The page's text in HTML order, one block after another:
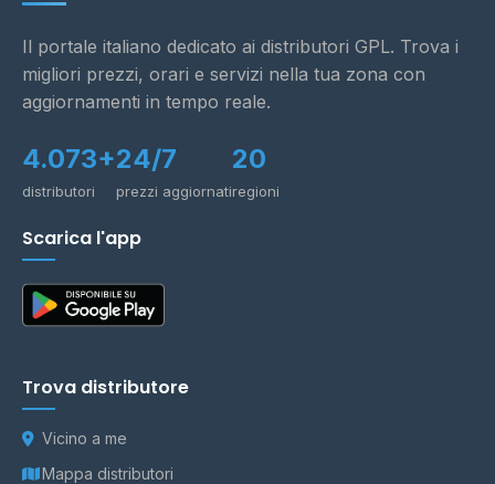
Il portale italiano dedicato ai distributori GPL. Trova i
migliori prezzi, orari e servizi nella tua zona con
aggiornamenti in tempo reale.
4.073+
distributori
24/7
prezzi aggiornati
20
regioni
Scarica l'app
Trova distributore
Vicino a me
Mappa distributori